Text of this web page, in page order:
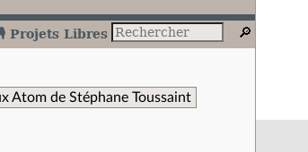
Projets Libres
Atom de Stéphane Toussaint